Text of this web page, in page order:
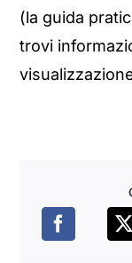
(la guida
trovi